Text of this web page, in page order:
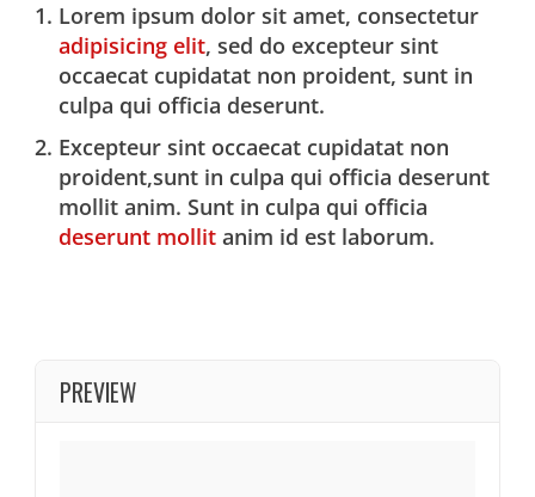
Lorem ipsum dolor sit amet, consectetur
adipisicing elit, sed do excepteur sint
occaecat cupidatat non proident, sunt in
culpa qui officia deserunt.
Excepteur sint occaecat cupidatat non
proident,sunt in culpa qui officia deserunt
mollit anim. Sunt in culpa qui officia
deserunt mollit anim id est laborum.
PREVIEW